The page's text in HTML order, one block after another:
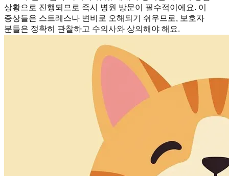
상황으로 진행되므로 즉시 병원 방문이 필수적이에요. 이
증상들은 스트레스나 변비로 오해되기 쉬우므로, 보호자
분들은 정확히 관찰하고 수의사와 상의해야 해요.